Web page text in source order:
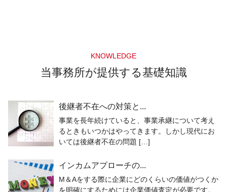
KNOWLEDGE
当事務所が提供する基礎知識
後継者不在への対策と...
事業を長年続けていると、事業承継について考え
るときもいつかはやってきます。しかし現代にお
いては後継者不在の問題 […]
インカムアプローチの...
M＆Aをする際に企業にどのくらいの価値がつくか
を明確にするためには企業価値査定が必要です。